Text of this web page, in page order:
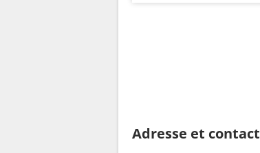
Adresse et contact